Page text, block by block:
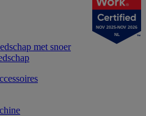
met snoer
NOV 2025-NOV 2026
NL